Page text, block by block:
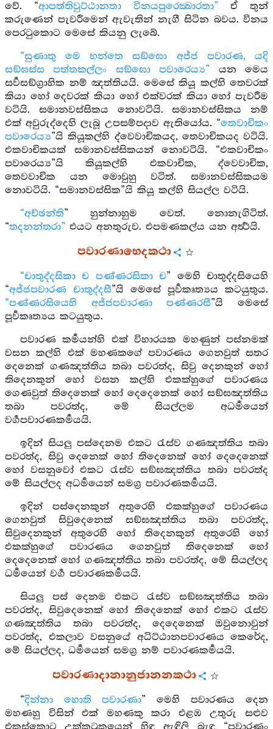
වේ. “ආපත්තිවුට්ඨානතා විනයපුරෙක්‍ඛාරතා” ඒ තුන්
කරුණෙන් පැවරීමෙන් ඇවැතින් නැගී සිටින බවය. විනය
පෙරටුකොට මෙසේ කියනු ලැබේ.
“සුණාතු මෙ භන්තෙ සඞ්ඝො අජ්ජ පවාරණ, යදි
සඞ්ඝස්ස පත්තකල්ලං සඞ්ඝො පවාරෙය්‍ය” යන මෙය
සර්‍වසඞ්ග්‍රාහික නම් ඤත්තියයි. මෙසේ කියූ කල්හි තෙවරක්
කියා හෝ දෙවරක් කියා හෝ එක්වරක් කියා හෝ පැවරීම
වටියි. සමානවස්සිකය නොවටියි. සමානවස්සිකය නම්
එක් අවුරුද්දෙහි ලැබූ උපසම්පදාව ඇතියෝය. “තෙවාචිකං
පවාරෙය්‍ය”යි කියූකල්හි ද්වෙවාචිකයද, තෙවාචිකයද වටියි.
එකවාචිකයක් සමානවස්සිකයන් නොවටියි. “එකවාචිකං
පවාරෙය්‍ය”යි කියූකල්හි එකවාචික, ද්වෙවාචික,
තෙවවාචික යන මොවුහු වටිත්. සමානවස්සිකයම
නොවටියි. “සමානවස්සික”යි කියූ කල්හි සියල්ල වටියි.
“අච්ඡන්ති” හුන්නාහුම වෙත්. නොනැගිටිත්.
“තදනන්තරා” එයට අනතුරුව. එපමණකල්ය යන අර්‍ත්‍ථයි.
පවාරණාභෙදකථා
“චාතුද්දසිකා ච පණ්ණරසිකා ච” මෙහි චාතුද්දසියෙහි
“අජ්ජපවාරණ චාතුද්දසී”යි මෙසේ පූර්‍වකෘත්‍යය කටයුතුය.
“පණ්ණරසියෙහි අජ්ජපවාරණා පණ්ණරසී”යි මෙසේ
පූර්‍වකෘත්‍යය කටයුතුය.
පවාරණ කර්‍මයන්හි එක් විහාරයක මහණුන් පස්නමක්
වසන කල්හි එක් මහණකගේ පවාරණය ගෙනවුත් සතර
දෙනෙක් ගණඤත්තිය තබා පවරත්ද, සිවු දෙනකුන් හෝ
තිදෙනකුන් හෝ වසන කල්හි එකක්හුගේ පවාරණය
ගෙණවුත් තිදෙනෙක් හෝ දෙදෙනෙක් හෝ සඞ්ඝඤත්තිය
තබා පවරත්ද, මේ සියල්ලම අධර්‍මයෙන්
වර්‍ගපවාරණකර්‍මයයි.
ඉදින් සියලු පස්දෙනම එකට රැස්ව ගණඤත්තිය තබා
පවරත්ද, සිවු දෙනෙක් හෝ තිදෙනෙක් හෝ දෙදෙනෙක්
හෝ වසනුවෝ එකට රැස්ව සඞ්ඝඤත්තිය තබා පවරත්ද
මේ සියල්ලද අධර්‍මයෙන් සමග්‍ර පවාරණකර්‍මයයි.
ඉදින් පස්දෙනකුන් අතුරෙහි එකක්හුගේ පවාරණය
ගෙනවුත් සිවුදෙනෙක් සඞ්ඝඤත්තිය තබා පවරත්ද,
සිවුදෙනකුන් අතුරෙහි හෝ තිදෙනකුන් අතුරෙහි හෝ
එකක්හුගේ පවාරණය ගෙනවුත් තිදෙනෙක් හෝ
දෙදෙනෙක් හෝ ගණඤත්තිය තබා පවරත්ද, මේ සියල්ලද
ධර්‍මයෙන් වර්‍ග පවාරණකර්‍මයයි.
සියලු පස් දෙනම එකට රැස්ව සඞ්ඝඤත්තිය තබා
පවරත්ද, සිවුදෙනෙක් හෝ තිදෙනෙක් හෝ එකට රැස්ව
ගණඤත්තිය තබා පවරත්ද, දෙදෙනෙක් ඔවුනොවුන්
පවරත්ද, එකලාව වසනුයේ අධිට්ඨානපවාරණය කෙරේද,
මේ සියල්ලද, ධර්‍මයෙන් සමග්‍ර නම් පවාරණකර්‍මයයි.
පවාරණාදානානුජානනකථා
“දින්නා හොති පවාරණා” මෙහි පවාරණය දෙන
මහණහු විසින් එක් මහණකු කරා එළඹ උතුරු සළුව